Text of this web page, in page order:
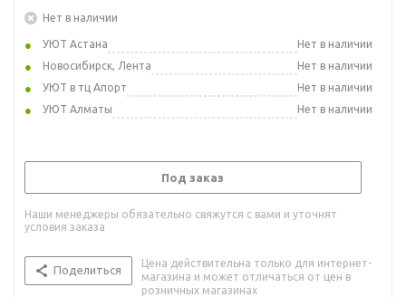
Нет в наличии
УЮТ Астана
Нет в наличии
Новосибирск, Лента
Нет в наличии
УЮТ в тц Апорт
Нет в наличии
УЮТ Алматы
Нет в наличии
Под заказ
Наши менеджеры обязательно свяжутся с вами и уточнят
условия заказа
Поделиться
Цена действительна только для интернет-
магазина и может отличаться от цен в
розничных магазинах